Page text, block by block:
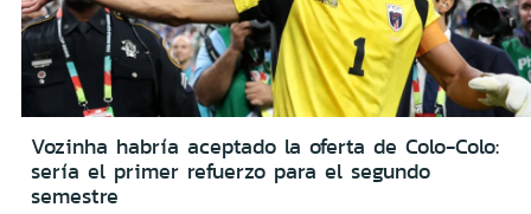
Vozinha habría aceptado la oferta de Colo-Colo:
sería el primer refuerzo para el segundo
semestre